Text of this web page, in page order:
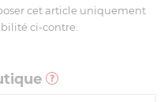
cet article uniquement
ci-contre.